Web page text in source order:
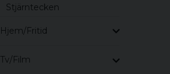
Stjärntecken
Hjem/Fritid
Tv/Film